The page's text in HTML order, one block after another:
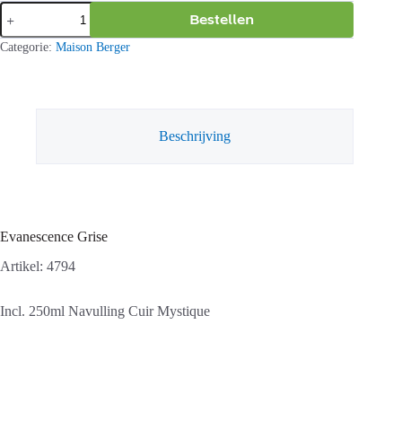
Evanescence
Grise
aantal
Bestellen
Categorie: Maison Berger
Beschrijving
Evanescence Grise
Artikel: 4794
Incl. 250ml Navulling Cuir Mystique